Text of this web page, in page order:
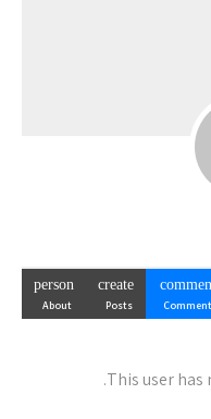
person
About
create
Posts
This user